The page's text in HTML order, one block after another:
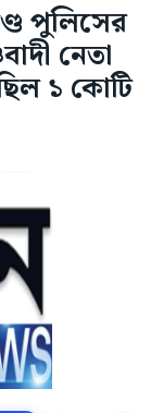
পুলিসের
নেতা
১ কোটি